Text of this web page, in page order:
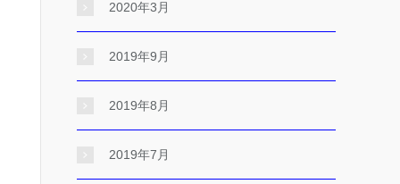
2020年3月
2019年9月
2019年8月
2019年7月